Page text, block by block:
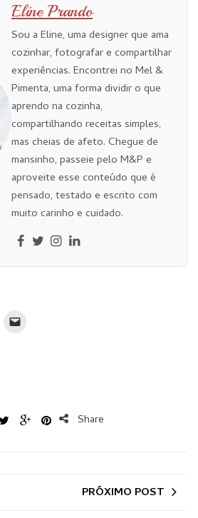
Eline Prando
Sou a Eline, uma designer que ama
cozinhar, fotografar e compartilhar
experiências. Encontrei no Mel &
Pimenta, uma forma dividir o que
aprendo na cozinha,
compartilhando receitas simples,
mas cheias de afeto. Chegue de
mansinho, passeie pelo M&P e
aproveite esse conteúdo que é
pensado, testado e escrito com
muito carinho e cuidado.
Share
PRÓXIMO POST